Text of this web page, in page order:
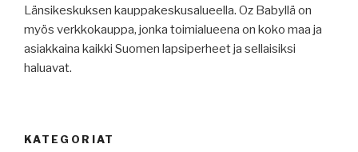
Länsikeskuksen kauppakeskusalueella. Oz Babyllä on
myös verkkokauppa, jonka toimialueena on koko maa ja
asiakkaina kaikki Suomen lapsiperheet ja sellaisiksi
haluavat.
KATEGORIAT